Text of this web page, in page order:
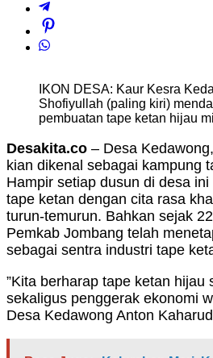
IKON DESA: Kaur Kesra
Shofiyullah (paling kiri)
pembuatan tape ketan hijau
Desakita.co – Desa
kian dikenal sebagai kampung
Hampir setiap dusun di desa
tape ketan dengan cita rasa
turun-temurun. Bahkan sejak
Pemkab Jombang telah
sebagai sentra industri tape
”Kita berharap tape ketan hijau
sekaligus penggerak ekonomi
Desa Kedawong Anton